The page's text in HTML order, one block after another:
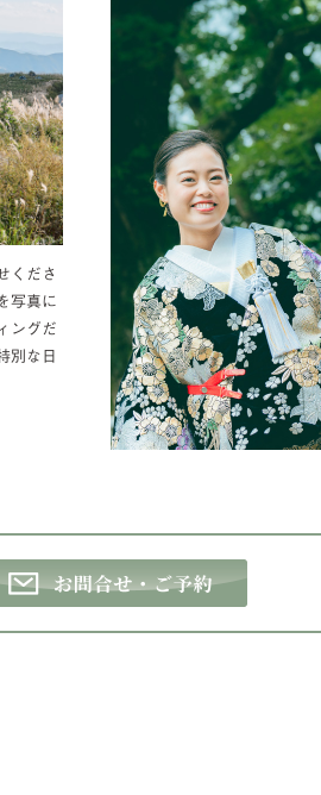
くださ
写真に
ングだ
別な日